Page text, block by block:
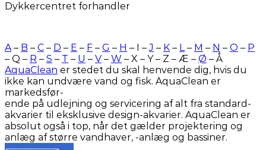
Dykkercentret forhandler
A– B – C – D – E – F – G – H – I –J – K – L– M – N – O – P
– Q – R – S – T – U – V – W – X – Y – Z – Æ – Ø – Å
AquaClean er stedet du skal henvende dig, hvis du
ikke kan undvære vand og fisk. AquaClean er
markedsfør-
ende på udlejning og servicering af alt fra standard-
akvarier til eksklusive design-akvarier. AquaClean er
absolut også i top, når det gælder projektering og
anlæg af større vandhaver, -anlæg og bassiner.